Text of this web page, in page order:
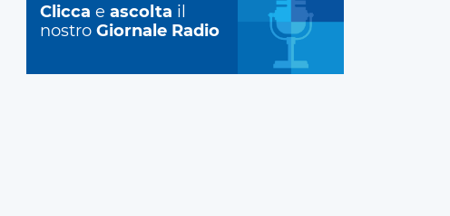
Clicca e ascolta il
nostro Giornale Radio